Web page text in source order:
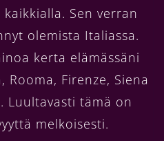
Sen verran
olemista Italiassa.
kerta elämässäni
Rooma, Firenze, Siena
Luultavasti tämä on
melkoisesti.